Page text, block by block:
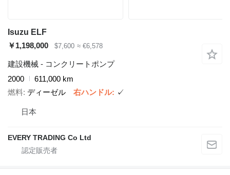
Isuzu ELF
￥1,198,000
$7,600 ≈ €6,578
建設機械 - コンクリートポンプ
2000
611,000 km
燃料 ディーゼル 右ハンドル ✓
日本
EVERY TRADING Co Ltd